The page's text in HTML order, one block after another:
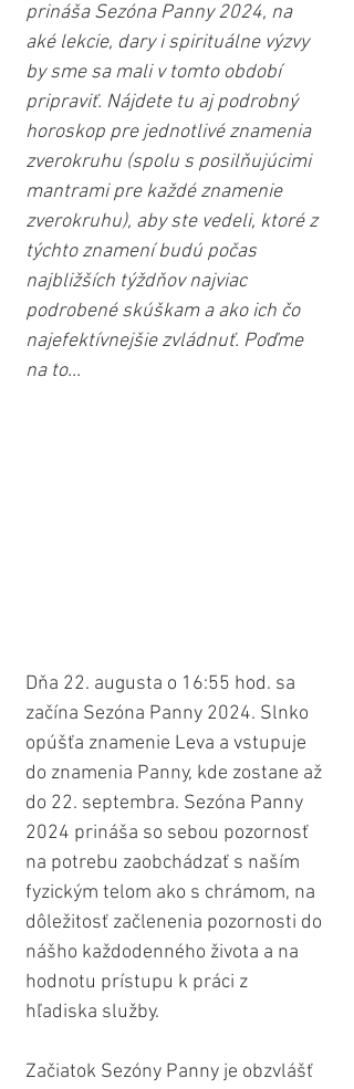
prináša Sezóna Panny 2024, na
aké lekcie, dary i spirituálne výzvy
by sme sa mali v tomto období
pripraviť. Nájdete tu aj podrobný
horoskop pre jednotlivé znamenia
zverokruhu (spolu s posilňujúcimi
mantrami pre každé znamenie
zverokruhu), aby ste vedeli, ktoré z
týchto znamení budú počas
najbližších týždňov najviac
podrobené skúškam a ako ich čo
najefektívnejšie zvládnuť. Poďme
na to...
Dňa 22. augusta o 16:55 hod. sa
začína Sezóna Panny 2024. Slnko
opúšťa znamenie Leva a vstupuje
do znamenia Panny, kde zostane až
do 22. septembra. Sezóna Panny
2024 prináša so sebou pozornosť
na potrebu zaobchádzať s naším
fyzickým telom ako s chrámom, na
dôležitosť začlenenia pozornosti do
nášho každodenného života a na
hodnotu prístupu k práci z
hľadiska služby.
Začiatok Sezóny Panny je obzvlášť